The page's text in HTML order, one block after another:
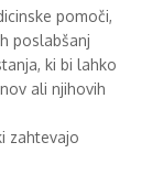
pomoči,
poslabšanj
ki bi lahko
ali njihovih
zahtevajo